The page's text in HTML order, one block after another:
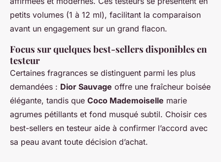
petits volumes (1 à 12 ml), facilitant la comparaison
avant un engagement sur un grand flacon.
Focus sur quelques best-sellers disponibles en
testeur
Certaines fragrances se distinguent parmi les plus
demandées : Dior Sauvage offre une fraîcheur boisée
élégante, tandis que Coco Mademoiselle marie
agrumes pétillants et fond musqué subtil. Choisir ces
best-sellers en testeur aide à confirmer l’accord avec
sa peau avant toute décision d’achat.